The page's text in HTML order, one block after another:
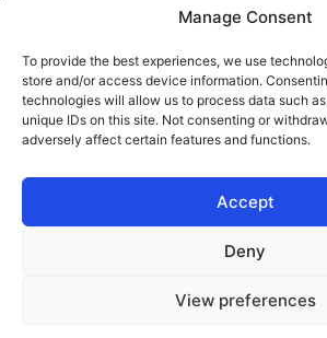
Manage Consent
To provide the best experiences, we use
store and/or access device information.
technologies will allow us to process data such
unique IDs on this site. Not consenting or
adversely affect certain features and functions.
Accept
Deny
View preferences
Over
Algemene
Cookie beleid
Ik wil adverteren
© 2026 Risk & Business
| Design & Development door